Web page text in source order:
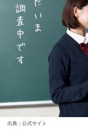
出典：公式サイト